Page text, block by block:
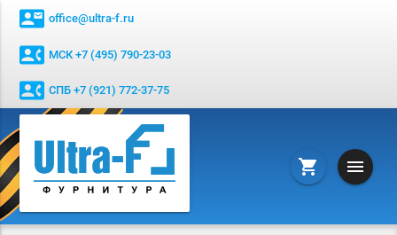
contact_mail office@ultra-f.ru
contact_phone МСК +7 (495) 790-23-03
contact_phone СПБ +7 (921) 772-37-75
shopping_cart menu